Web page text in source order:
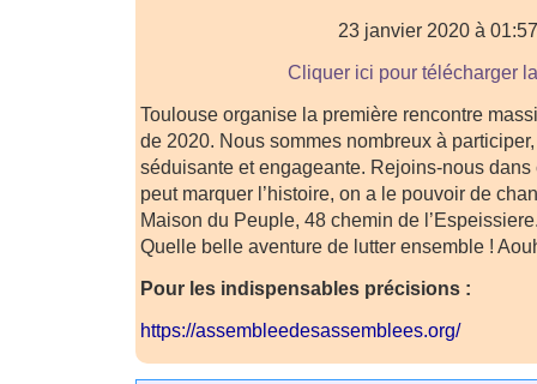
23 janvier 2020 à
Cliquer ici pour télécharger
Toulouse organise la première rencontre
de 2020. Nous sommes nombreux à
séduisante et engageante. Rejoins-nous
peut marquer l’histoire, on a le pouvoir de
Maison du Peuple, 48 chemin de
Quelle belle aventure de lutter ensemble !
Pour les indispensables précisions :
https://assembleedesassemblees.org/